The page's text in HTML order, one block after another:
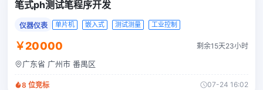
笔式ph测试笔程序开发
仪器仪表 单片机 嵌入式 测试测量 工业控制
￥20000 剩余15天23小时
广东省 广州市 番禺区
8 位竞标 07-24 16:02